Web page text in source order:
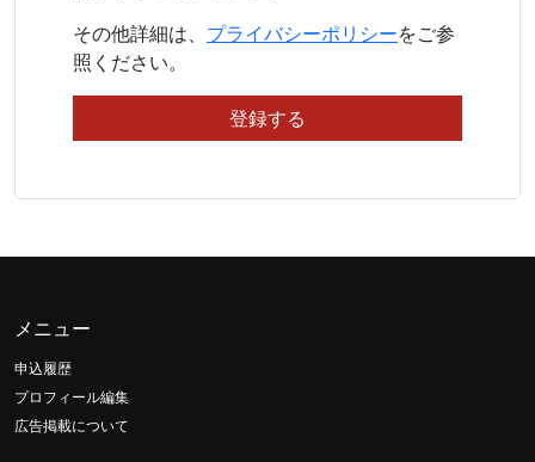
その他詳細は、 プライバシーポリシーをご参
照ください。
メニュー
申込履歴
プロフィール編集
広告掲載について